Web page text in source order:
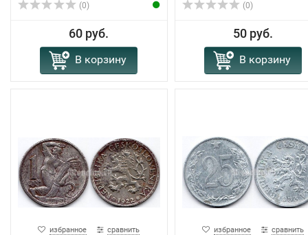
(0)
60 руб.
В корзину
(0)
50 руб.
В корзину
избранное сравнить избранное сравнить